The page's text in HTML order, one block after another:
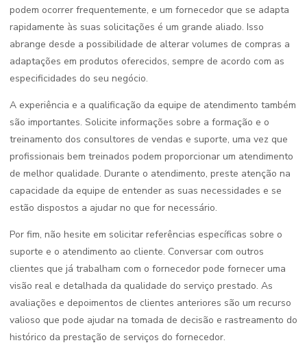
podem ocorrer frequentemente, e um fornecedor que se adapta
rapidamente às suas solicitações é um grande aliado. Isso
abrange desde a possibilidade de alterar volumes de compras a
adaptações em produtos oferecidos, sempre de acordo com as
especificidades do seu negócio.
A experiência e a qualificação da equipe de atendimento também
são importantes. Solicite informações sobre a formação e o
treinamento dos consultores de vendas e suporte, uma vez que
profissionais bem treinados podem proporcionar um atendimento
de melhor qualidade. Durante o atendimento, preste atenção na
capacidade da equipe de entender as suas necessidades e se
estão dispostos a ajudar no que for necessário.
Por fim, não hesite em solicitar referências específicas sobre o
suporte e o atendimento ao cliente. Conversar com outros
clientes que já trabalham com o fornecedor pode fornecer uma
visão real e detalhada da qualidade do serviço prestado. As
avaliações e depoimentos de clientes anteriores são um recurso
valioso que pode ajudar na tomada de decisão e rastreamento do
histórico da prestação de serviços do fornecedor.